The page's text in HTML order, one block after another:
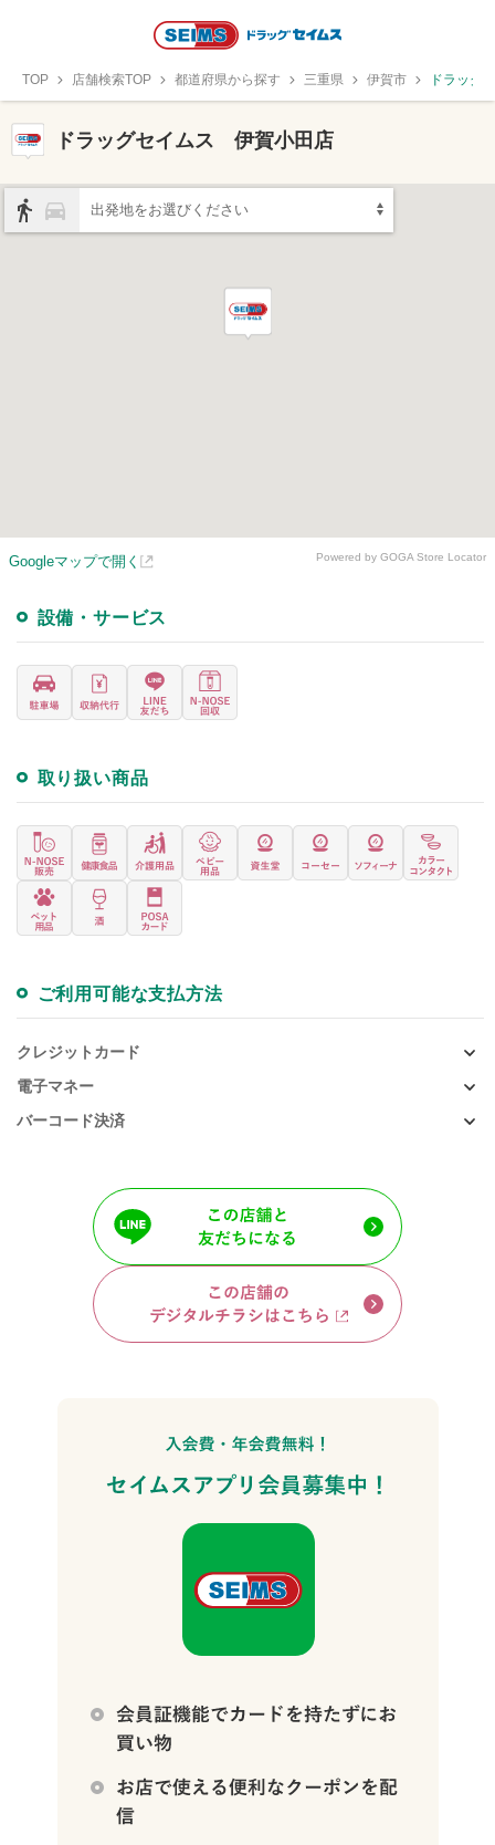
TOP 店舗検索TOP 都道府県から探す 三重県 伊賀市 ドラッグ
ドラッグセイムス 伊賀小田店
出発地をお選びください
Googleマップで開く Powered by GOGA Store Locator
設備・サービス
取り扱い商品
ご利用可能な支払方法
クレジットカード
電子マネー
バーコード決済